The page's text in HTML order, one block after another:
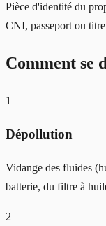
Pièce d'identité du
CNI, passeport ou
Comment se
1
Dépollution
Vidange des fluides
batterie, du filtre à
2